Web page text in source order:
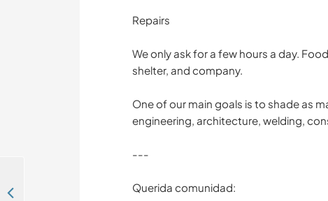
Repairs
We only ask for a few hours a day.
shelter, and company.
One of our main goals is to shade as
engineering, architecture, welding,
---
Querida comunidad: